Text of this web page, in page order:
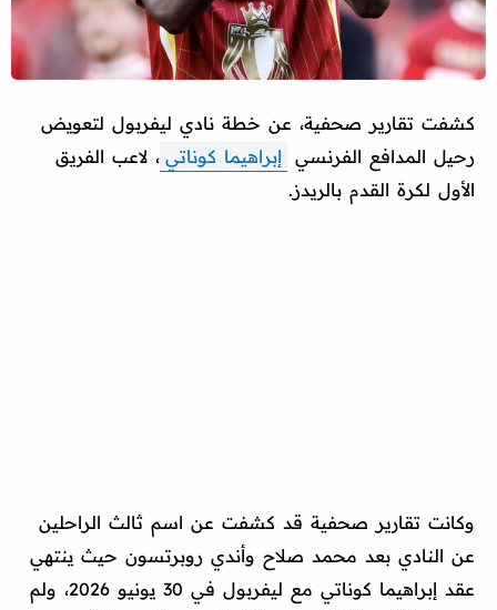
كشفت تقارير صحفية، عن خطة نادي ليفربول لتعويض
رحيل المدافع الفرنسي
إبراهيما كوناتي ، لاعب الفريق
الأول لكرة القدم بالريدز.
وكانت تقارير صحفية قد كشفت عن اسم ثالث الراحلين
عن النادي بعد محمد صلاح وأندي روبرتسون حيث ينتهي
عقد إبراهيما كوناتي مع ليفربول في 30 يونيو 2026، ولم